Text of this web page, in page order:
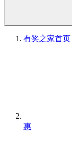
有奖之家首页
惠